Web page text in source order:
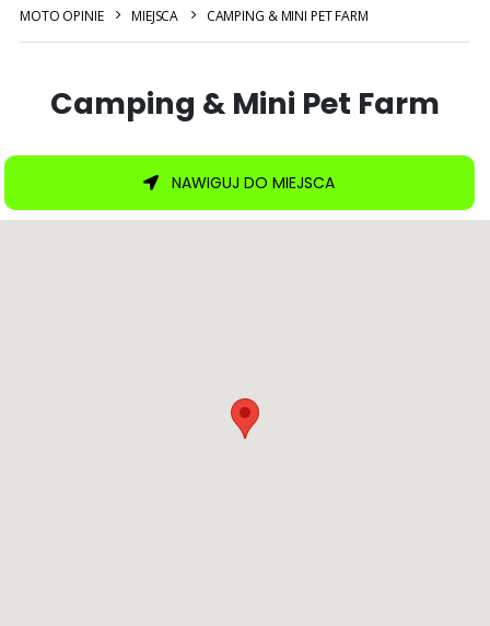
MOTO OPINIE MIEJSCA CAMPING & MINI PET FARM
Camping & Mini Pet Farm
NAWIGUJ DO MIEJSCA